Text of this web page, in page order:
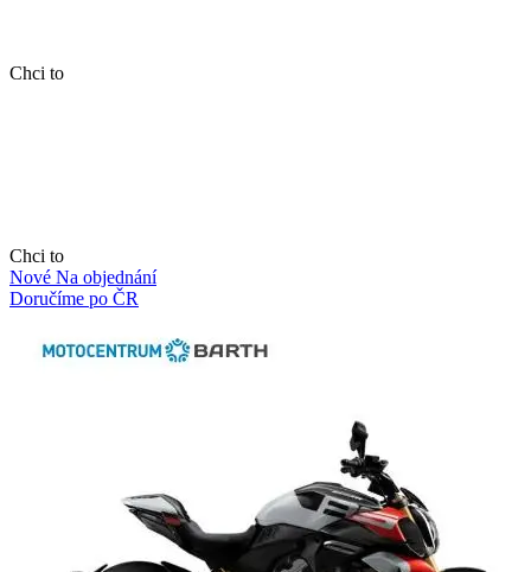
Chci to
Chci to
Nové Na objednání
Doručíme po ČR